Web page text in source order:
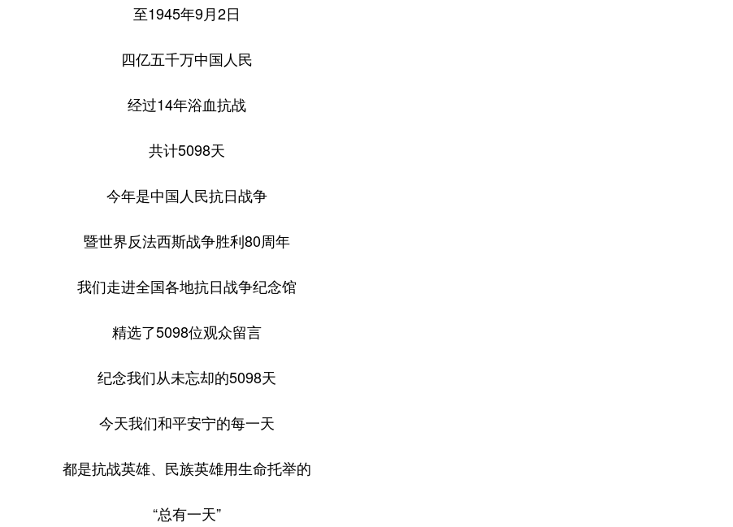
至1945年9月2日
四亿五千万中国人民
经过14年浴血抗战
共计5098天
今年是中国人民抗日战争
暨世界反法西斯战争胜利80周年
我们走进全国各地抗日战争纪念馆
精选了5098位观众留言
纪念我们从未忘却的5098天
今天我们和平安宁的每一天
都是抗战英雄、民族英雄用生命托举的
“总有一天”